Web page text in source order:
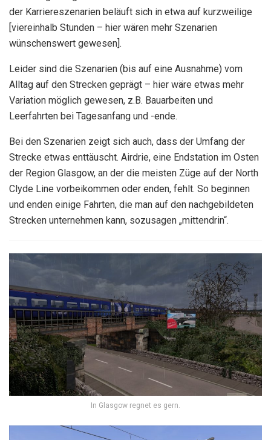
der Karriereszenarien beläuft sich in etwa auf kurzweilige
[viereinhalb Stunden – hier wären mehr Szenarien
wünschenswert gewesen].
Leider sind die Szenarien (bis auf eine Ausnahme) vom
Alltag auf den Strecken geprägt – hier wäre etwas mehr
Variation möglich gewesen, z.B. Bauarbeiten und
Leerfahrten bei Tagesanfang und -ende.
Bei den Szenarien zeigt sich auch, dass der Umfang der
Strecke etwas enttäuscht. Airdrie, eine Endstation im Osten
der Region Glasgow, an der die meisten Züge auf der North
Clyde Line vorbeikommen oder enden, fehlt. So beginnen
und enden einige Fahrten, die man auf den nachgebildeten
Strecken unternehmen kann, sozusagen „mittendrin“.
In Glasgow regnet es gern.